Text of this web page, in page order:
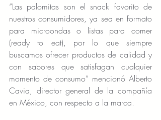
“Las palomitas son el snack favorito de
nuestros consumidores, ya sea en formato
para microondas o listas para comer
(ready to eat), por lo que siempre
buscamos ofrecer productos de calidad y
con sabores que satisfagan cualquier
momento de consumo” mencionó Alberto
Cavia, director general de la compañía
en México, con respecto a la marca.